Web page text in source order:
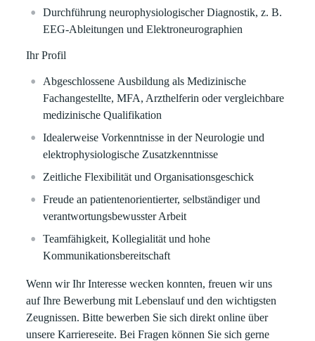
Durchführung neurophysiologischer Diagnostik, z. B.
EEG-Ableitungen und Elektroneurographien
Ihr Profil
Abgeschlossene Ausbildung als Medizinische
Fachangestellte, MFA, Arzthelferin odervergleichbare
medizinische Qualifikation
Idealerweise Vorkenntnisse in der Neurologie und
elektrophysiologische Zusatzkenntnisse
Zeitliche Flexibilität und Organisationsgeschick
Freude an patientenorientierter, selbständiger und
verantwortungsbewusster Arbeit
Teamfähigkeit, Kollegialität und hohe
Kommunikationsbereitschaft
Wenn wir Ihr Interesse wecken konnten, freuen wir uns
auf Ihre Bewerbung mit Lebenslauf und den wichtigsten
Zeugnissen. Bitte bewerben Sie sich direkt online über
unsere Karriereseite. Bei Fragen können Sie sich gerne